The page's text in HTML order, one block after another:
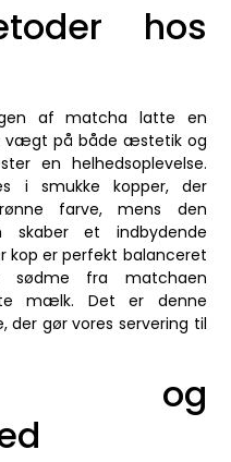
hos
af matcha latte en
vægt på både æstetik og
en helhedsoplevelse.
i smukke kopper, der
farve, mens den
et indbydende
kop er perfekt balanceret
fra matchaen
mælk. Det er denne
gør vores servering til
og